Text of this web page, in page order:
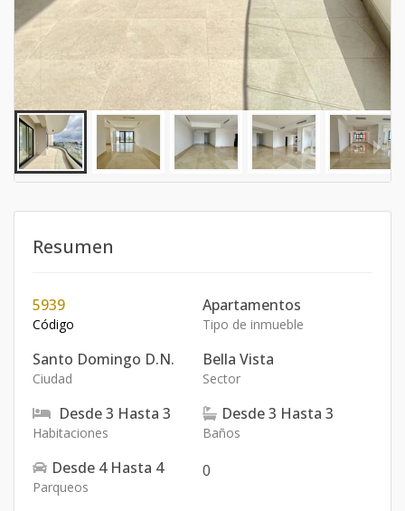
Resumen
5939
Código
Apartamentos
Tipo de inmueble
Santo Domingo D.N.
Ciudad
Bella Vista
Sector
Desde3 Hasta 3
Habitaciones
Desde3 Hasta 3
Baños
Desde 4 Hasta 4
Parqueos
0